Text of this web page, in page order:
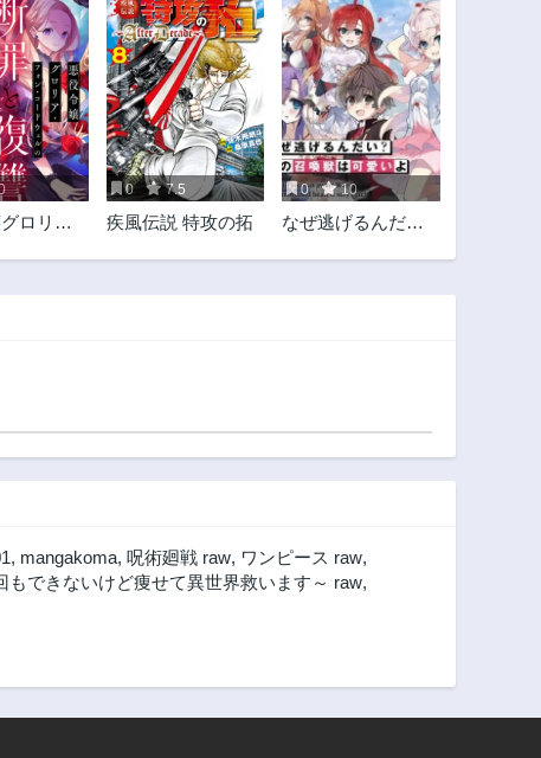
第18話
2年前
第17.4話
3年前
第17話
2年前
第16.2話
3年前
第15.2話
3年前
第15.1話
3年前
第14.1話
3年前
第14話
3年前
第13話 第12.3話
第6.3話
3年前
第6.2話
3年前
3年前 2年前
ロリ
0 7.5
疾風伝説 特攻の拓
0 10
なぜ逃げるんだい?
, mangakoma, 呪術廻戦 raw, ワンピース raw,
できないけど痩せて異世界救います～ raw,